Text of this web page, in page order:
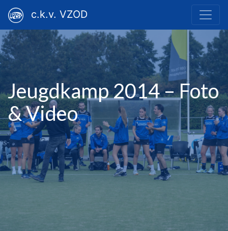
c.k.v. VZOD
Jeugdkamp 2014 – Foto
& Video